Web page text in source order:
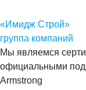
«Имидж Строй»
группа компаний
Мы являемся
официальными
Armstrong